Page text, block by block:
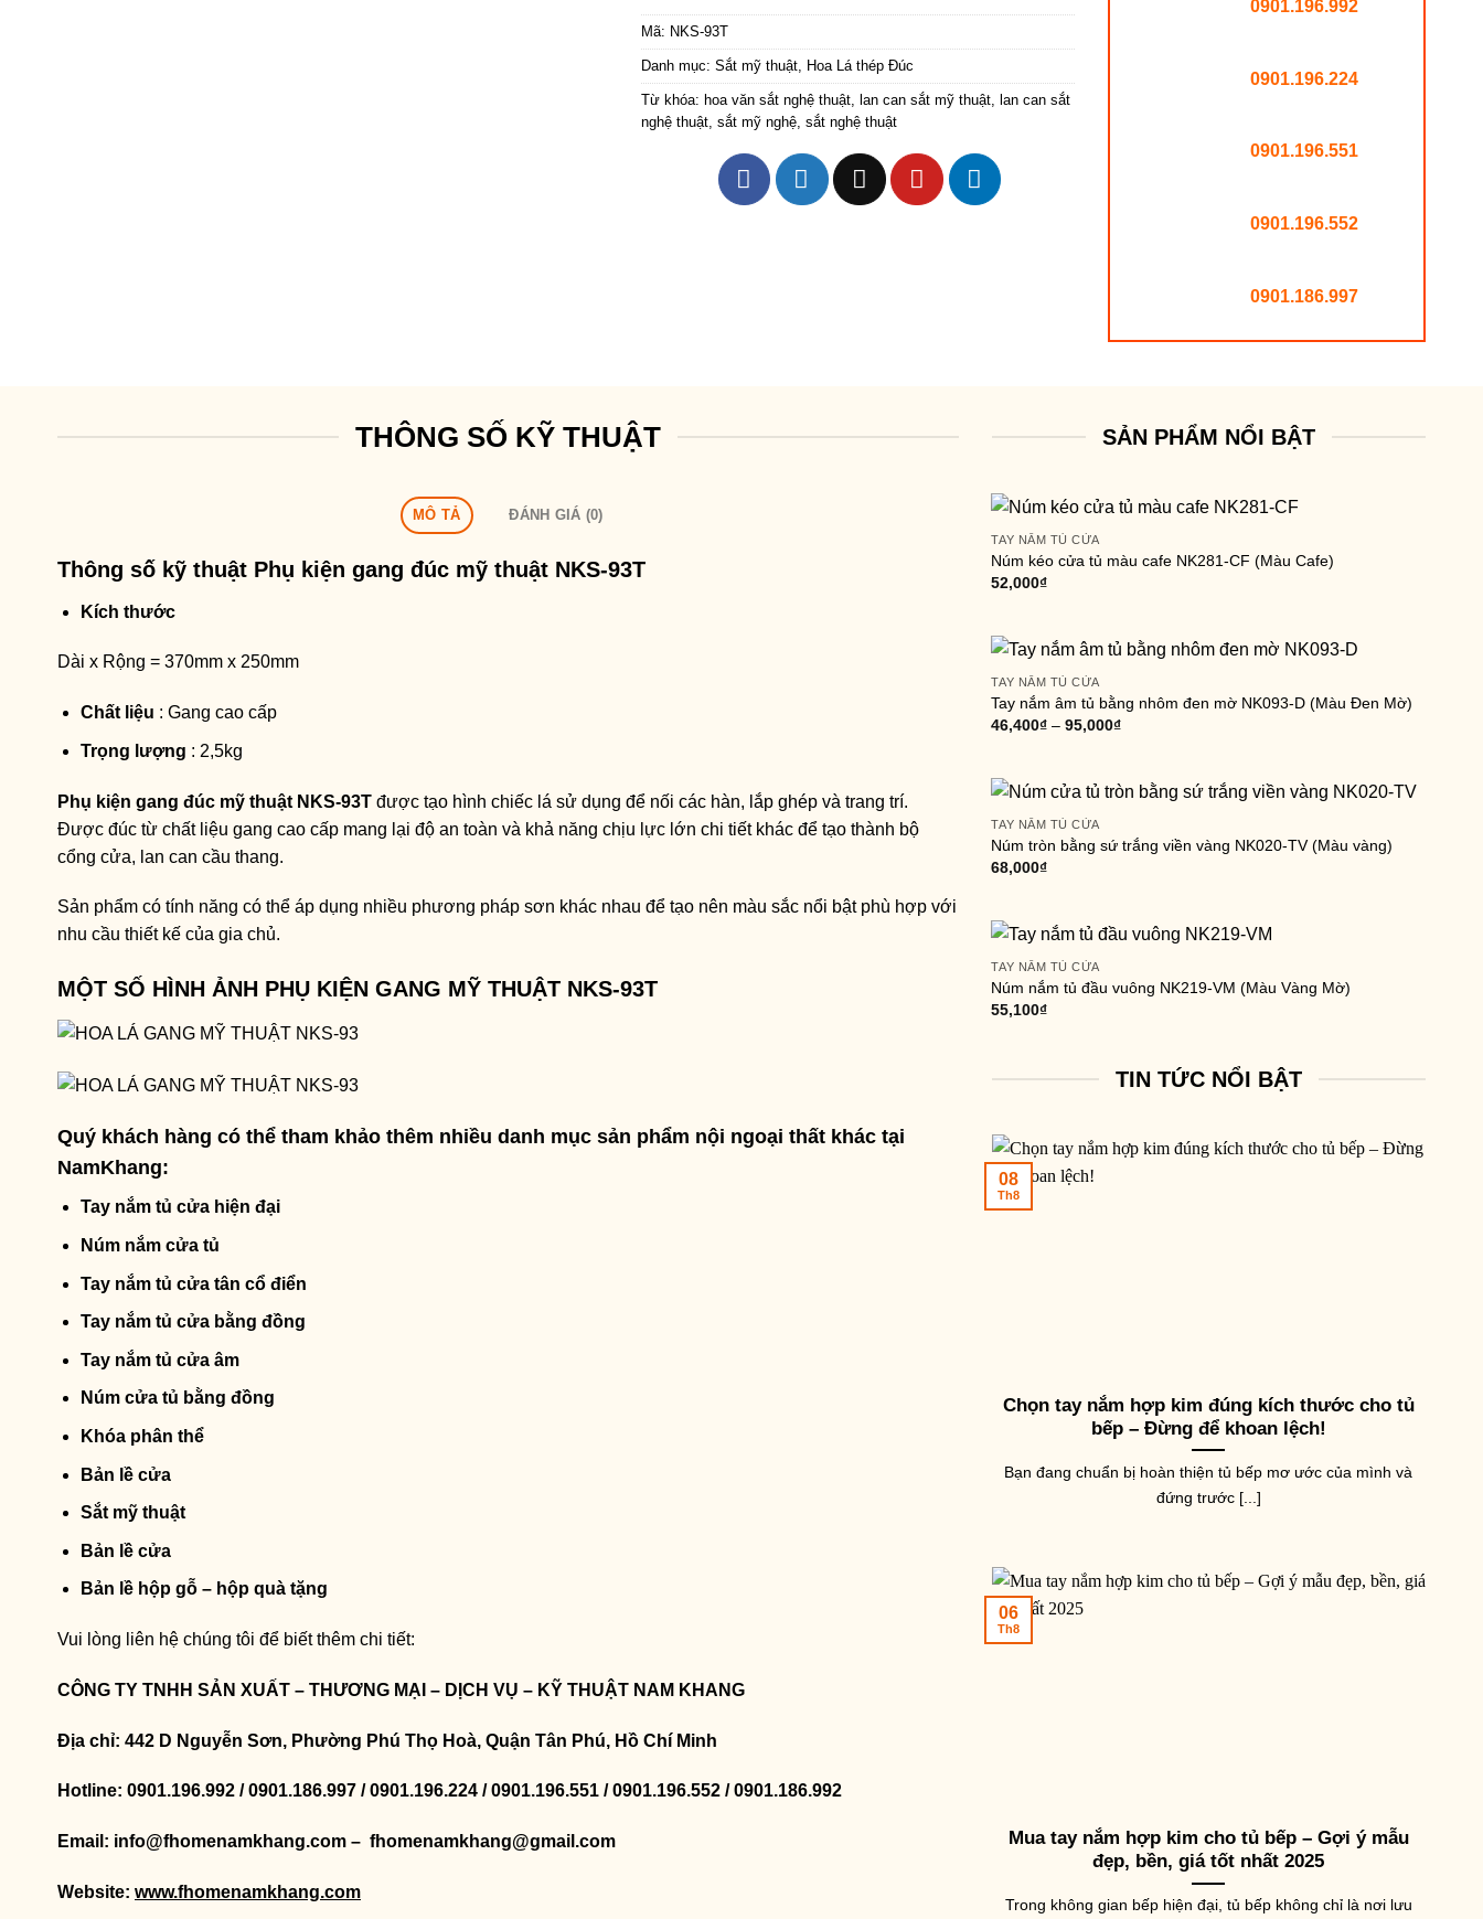
Mã: NKS-93T
Danh mục:Sắt mỹ thuật Hoa Lá thép Đúc
Từ khóa: hoa văn sắt nghệ thuật lan can sắt mỹ thuật
lan can sắt
nghệ thuật ,sắt mỹ nghệ ,sắt nghệ thuật
0901.196.992
0901.196.224
0901.196.551
0901.196.552
0901.186.997
THÔNG SỐ KỸ THUẬT
MÔ TẢ ĐÁNH GIÁ (0)
Thông số kỹ thuật Phụ kiện gang đúc mỹ thuật NKS-93T
Kích thước
Dài x Rộng = 370mm x 250mm
Chất liệu : Gang cao cấp
Trọng lượng : 2,5kg
Phụ kiện gang đúc mỹ thuật NKS-93T được tạo hình chiếc lá sử dụng để nối các hàn, lắp ghép và trang trí.
Được đúc từ chất liệu gang cao cấp mang lại độ an toàn và khả năng chịu lực lớn chi tiết khác để tạo thành bộ
cổng cửa, lan can cầu thang.
Sản phẩm có tính năng có thể áp dụng nhiều phương pháp sơn khác nhau để tạo nên màu sắc nổi bật phù hợp với
nhu cầu thiết kế của gia chủ.
MỘT SỐ HÌNH ẢNH PHỤ KIỆN GANG MỸ THUẬT NKS-93T
Quý khách hàng có thể tham khảo thêm nhiều danh mục sản phẩm nội ngoại thất khác tại
NamKhang:
Tay nắm tủ cửa hiện đại
Núm nắm cửa tủ
Tay nắm tủ cửa tân cổ điển
Tay nắm tủ cửa bằng đồng
Tay nắm tủ cửa âm
Núm cửa tủ bằng đồng
Khóa phân thể
Bản lề cửa
Sắt mỹ thuật
Bản lề cửa
Bản lề hộp gỗ – hộp quà tặng
Vui lòng liên hệ chúng tôi để biết thêm chi tiết:
CÔNG TY TNHH SẢN XUẤT – THƯƠNG MẠI – DỊCH VỤ – KỸ THUẬT NAM KHANG
Địa chỉ: 442 D Nguyễn Sơn, Phường Phú Thọ Hoà, Quận Tân Phú, Hồ Chí Minh
Hotline: 0901.196.992 / 0901.186.997 / 0901.196.224 / 0901.196.551 / 0901.196.552 / 0901.186.992
Email: info@fhomenamkhang.com – fhomenamkhang@gmail.com
Website: www.fhomenamkhang.com
SẢN PHẨM NỔI BẬT
TAY NẮM TỦ CỬA
Núm kéo cửa tủ màu cafe NK281-CF (Màu Cafe)
52,000₫
TAY NẮM TỦ CỬA
Tay nắm âm tủ bằng nhôm đen mờ NK093-D (Màu Đen Mờ)
46,400₫ –95,000₫
TAY NẮM TỦ CỬA
Núm tròn bằng sứ trắng viền vàng NK020-TV (Màu vàng)
68,000₫
TAY NẮM TỦ CỬA
Núm nắm tủ đầu vuông NK219-VM (Màu Vàng Mờ)
55,100₫
TIN TỨC NỔI BẬT
Chọn tay nắm hợp kim đúng kích thước cho tủ
bếp – Đừng để khoan lệch!
Bạn đang chuẩn bị hoàn thiện tủ bếp mơ ước của mình và
đứng trước [...]
08
Th8
Mua tay nắm hợp kim cho tủ bếp – Gợi ý mẫu
đẹp, bền, giá tốt nhất 2025
Trong không gian bếp hiện đại, tủ bếp không chỉ là nơi lưu
06
Th8